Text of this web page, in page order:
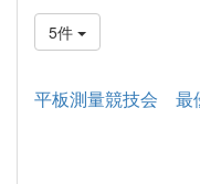
5件
平板測量競技会 最